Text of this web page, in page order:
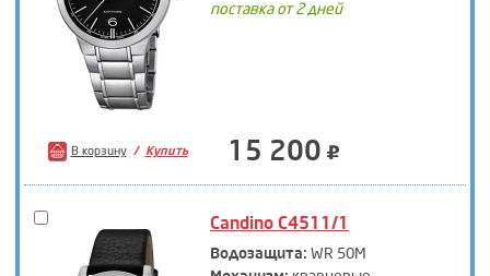
поставка от 2 дней
В корзину Купить 15 200
Candino C4511/1
Водозащита: WR 50M